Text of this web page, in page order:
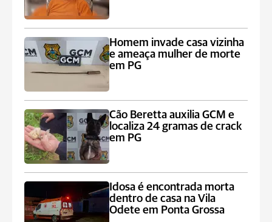
Homem invade casa vizinha
e ameaça mulher de morte
em PG
Cão Beretta auxilia GCM e
localiza 24 gramas de crack
em PG
Idosa é encontrada morta
dentro de casa na Vila
Odete em Ponta Grossa